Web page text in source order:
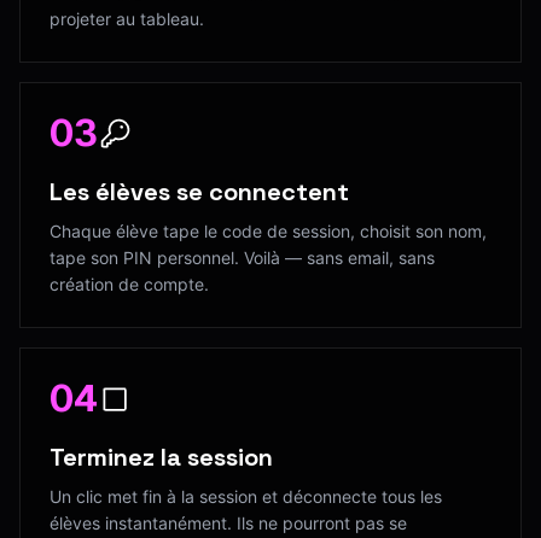
projeter au tableau.
03
Les élèves se connectent
Chaque élève tape le code de session, choisit son nom,
tape son PIN personnel. Voilà — sans email, sans
création de compte.
04
Terminez la session
Un clic met fin à la session et déconnecte tous les
élèves instantanément. Ils ne pourront pas se